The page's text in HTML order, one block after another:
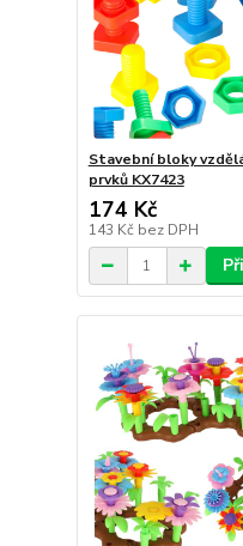
Stavební bloky
prvků KX7423
174 Kč
143 Kč bez DPH